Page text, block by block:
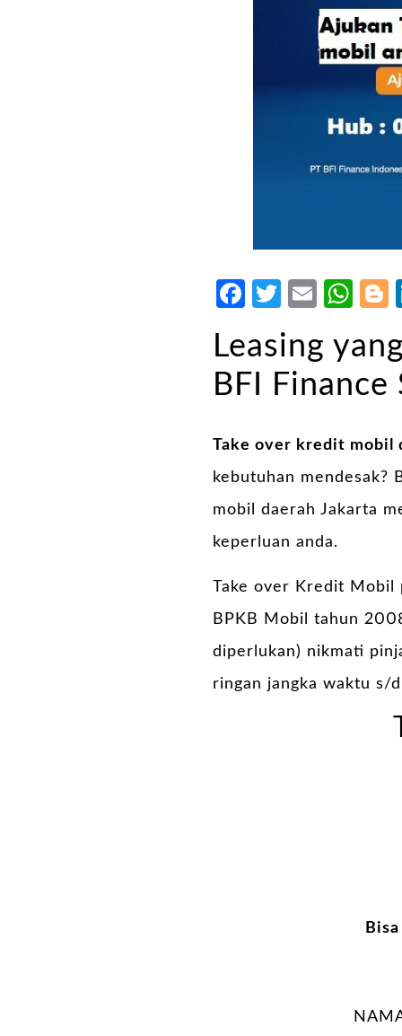
Facebook
Twitter
Email
Leasing
BFI Finance
Take over kredit mobil
kebutuhan mendesak?
mobil daerah Jakarta
keperluan anda.
Take over Kredit Mobil
BPKB Mobil tahun
diperlukan) nikmati
ringan jangka waktu s/